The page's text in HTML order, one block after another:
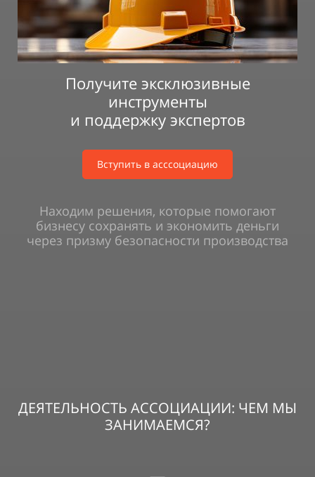
Получите эксклюзивные
инструменты
и поддержку экспертов
Вступить в асссоциацию
Находим решения, которые помогают
бизнесу сохранять и экономить деньги
через призму безопасности производства
ДЕЯТЕЛЬНОСТЬ АССОЦИАЦИИ: ЧЕМ МЫ
ЗАНИМАЕМСЯ?